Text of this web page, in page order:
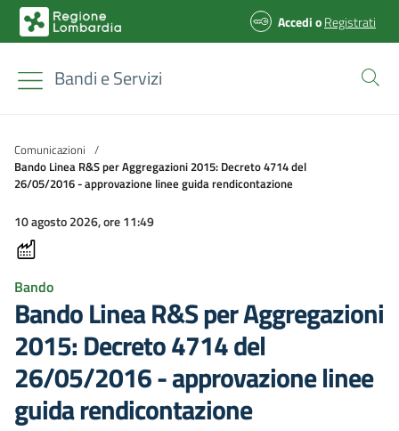
AccedioRegistrati
Bandi e Servizi
Comunicazioni /
Bando Linea R&S per Aggregazioni 2015: Decreto 4714 del
26/05/2016 - approvazione linee guida rendicontazione
10 agosto 2026, ore 11:49
Bando
Bando Linea R&S per Aggregazioni
2015: Decreto 4714 del
26/05/2016 - approvazione linee
guida rendicontazione